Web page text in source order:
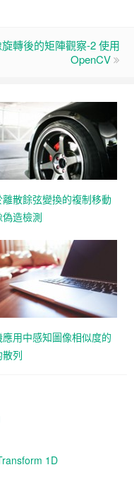
轉後的矩陣觀察-2 使用
OpenCV
離散餘弦變換的複制移動
偽造檢測
應用中感知圖像相似度的
列
1D